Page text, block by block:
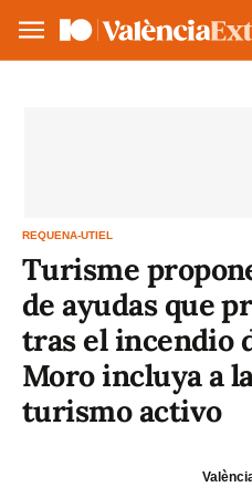
REQUENA-UTIEL
Turisme
de ayudas que
tras el incendio
Moro incluya a
turismo activo